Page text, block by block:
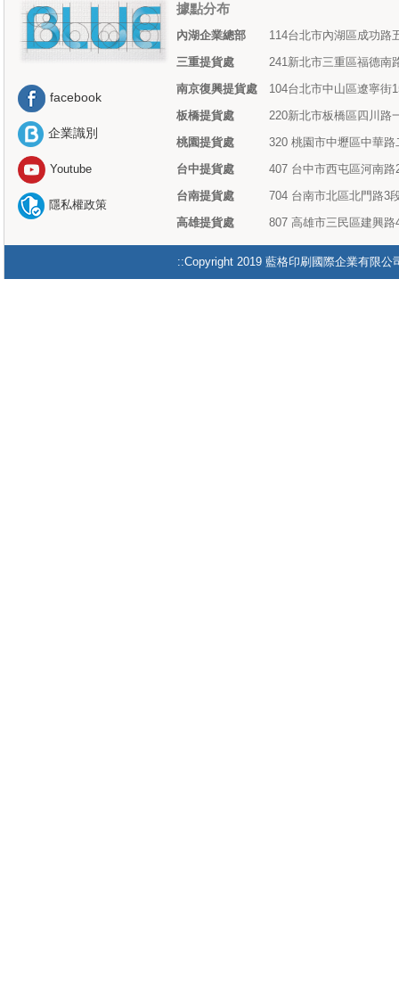
facebook
企業識別
Youtube
隱私權政策
據點分布
內湖企業總部 114台北市內湖區成功路
三重提貨處 241新北市三重區福德南
南京復興提貨處 104台北市中山區遼寧街
板橋提貨處 220新北市板橋區四川路
桃園提貨處 320 桃園市中壢區中華路
台中提貨處 407 台中市西屯區河南路
台南提貨處 704 台南市北區北門路3
高雄提貨處 807 高雄市三民區建興路
::Copyright 2019 藍格印刷國際企業有限